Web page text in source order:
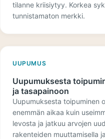
tilanne kriisiytyy. Korkea
tunnistamaton merkki.
UUPUMUS
Uupumuksesta
ja tasapainoon
Uupumuksesta toipuminen
enemmän aikaa kuin
levosta ja jatkuu arvojen
rakenteiden muuttamisella